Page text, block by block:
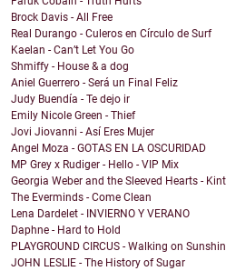
Brock Davis - All Free
Real Durango - Culeros en Círculo de Surf
Kaelan - Can’t Let You Go
Shmiffy - House & a dog
Aniel Guerrero - Será un Final Feliz
Judy Buendía - Te dejo ir
Emily Nicole Green - Thief
Jovi Jiovanni - Así Eres Mujer
Angel Moza - GOTAS EN LA OSCURIDAD
MP Grey x Rudiger - Hello - VIP Mix
Georgia Weber and the Sleeved Hearts -
The Everminds - Come Clean
Lena Dardelet - INVIERNO Y VERANO
Daphne - Hard to Hold
PLAYGROUND CIRCUS - Walking on
JOHN LESLIE - The History of Sugar